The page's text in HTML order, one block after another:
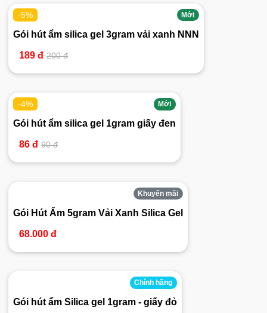
Mới
-5%
Gói hút ẩm silica gel 3gram vải xanh NNN
189 đ 200 đ
Mới
-4%
Gói hút ẩm silica gel 1gram giấy đen
86 đ 90 đ
Khuyến mãi
Gói Hút Ẩm 5gram Vải Xanh Silica Gel
68.000 đ
Chính hãng
Gói hút ẩm Silica gel 1gram - giấy đỏ